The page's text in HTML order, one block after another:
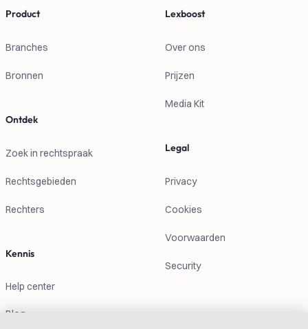
Product
Branches
Bronnen
Ontdek
Zoek in rechtspraak
Rechtsgebieden
Rechters
Kennis
Help center
Blog
Lexboost
Over ons
Prijzen
Media Kit
Legal
Privacy
Cookies
Voorwaarden
Security